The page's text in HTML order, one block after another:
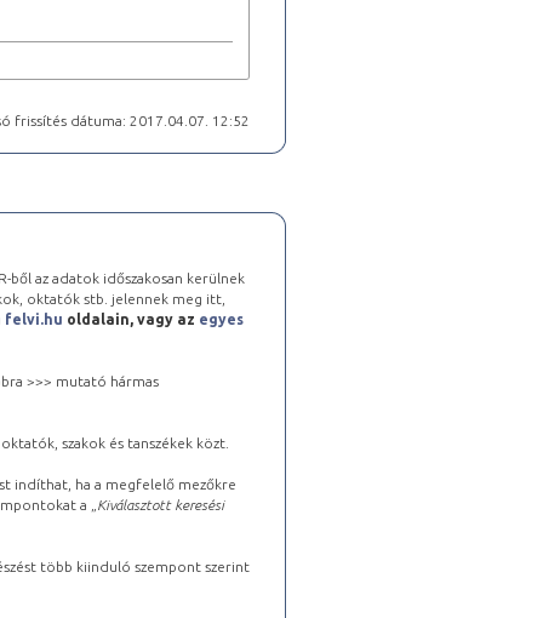
frissítés dátuma: 2017.04.07. 12:52
ből az adatok időszakosan kerülnek
oktatók stb. jelennek meg itt,
felvi.hu oldalain, vagy az egyes
>>> mutató hármas
szakok és tanszékek közt.
indíthat, ha a megfelelő mezőkre
a „ Kiválasztott keresési
több kiinduló szempont szerint